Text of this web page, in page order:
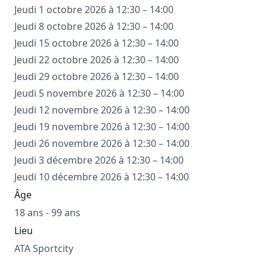
Jeudi 1 octobre 2026 à 12:30 – 14:00
Jeudi 8 octobre 2026 à 12:30 – 14:00
Jeudi 15 octobre 2026 à 12:30 – 14:00
Jeudi 22 octobre 2026 à 12:30 – 14:00
Jeudi 29 octobre 2026 à 12:30 – 14:00
Jeudi 5 novembre 2026 à 12:30 – 14:00
Jeudi 12 novembre 2026 à 12:30 – 14:00
Jeudi 19 novembre 2026 à 12:30 – 14:00
Jeudi 26 novembre 2026 à 12:30 – 14:00
Jeudi 3 décembre 2026 à 12:30 – 14:00
Jeudi 10 décembre 2026 à 12:30 – 14:00
Âge
18 ans - 99 ans
Lieu
ATA Sportcity